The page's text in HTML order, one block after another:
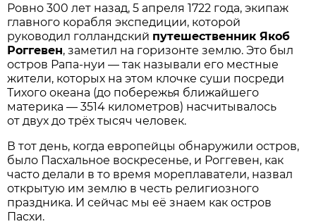
Ровно 300 лет назад, 5 апреля 1722 года, экипаж
главного корабля экспедиции, которой
руководил голландский путешественник Якоб
Роггевен, заметил на горизонте землю. Это был
остров Рапа-нуи — так называли его местные
жители, которых на этом клочке суши посреди
Тихого океана (до побережья ближайшего
материка — 3514 километров) насчитывалось
от двух до трёх тысяч человек.
В тот день, когда европейцы обнаружили остров,
было Пасхальное воскресенье, и Роггевен, как
часто делали в то время мореплаватели, назвал
открытую им землю в честь религиозного
праздника. И сейчас мы её знаем как остров
Пасхи.